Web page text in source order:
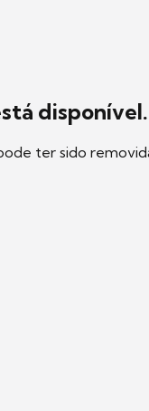
disponível.
ter sido